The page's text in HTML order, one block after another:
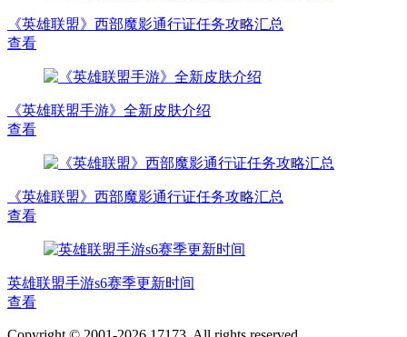
《英雄联盟》西部魔影通行证任务攻略汇总
查看
《英雄联盟手游》全新皮肤介绍
查看
《英雄联盟》西部魔影通行证任务攻略汇总
查看
英雄联盟手游s6赛季更新时间
查看